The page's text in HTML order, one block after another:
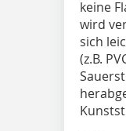
keine
wird
sich
(z.B.